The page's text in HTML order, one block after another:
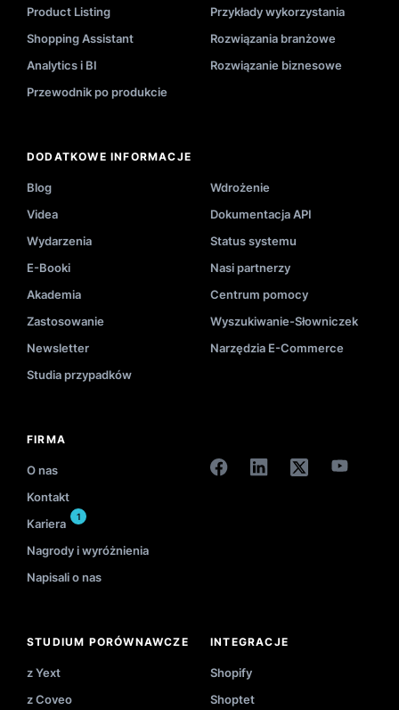
Product Listing
Przykłady wykorzystania
Shopping Assistant
Rozwiązania branżowe
Analytics i BI
Rozwiązanie biznesowe
Przewodnik po produkcie
DODATKOWE INFORMACJE
Blog
Wdrożenie
Videa
Dokumentacja API
Wydarzenia
Status systemu
E-Booki
Nasi partnerzy
Akademia
Centrum pomocy
Zastosowanie
Wyszukiwanie-Słowniczek
Newsletter
Narzędzia E-Commerce
Studia przypadków
FIRMA
O nas
Kontakt
Kariera
1
Nagrody i wyróżnienia
Napisali o nas
STUDIUM PORÓWNAWCZE
z Yext
z Coveo
INTEGRACJE
Shopify
Shoptet